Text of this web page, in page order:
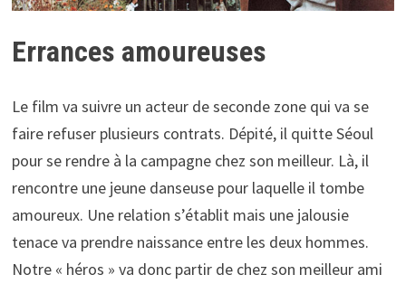
Errances amoureuses
Le film va suivre un acteur de seconde zone qui va se
faire refuser plusieurs contrats. Dépité, il quitte Séoul
pour se rendre à la campagne chez son meilleur. Là, il
rencontre une jeune danseuse pour laquelle il tombe
amoureux. Une relation s’établit mais une jalousie
tenace va prendre naissance entre les deux hommes.
Notre « héros » va donc partir de chez son meilleur ami